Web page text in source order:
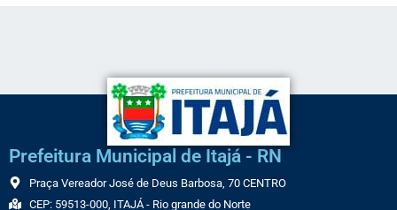
Prefeitura Municipal de Itajá - RN
Praça Vereador José de Deus Barbosa, 70 CENTRO
CEP: 59513-000, ITAJÁ - Rio grande do Norte